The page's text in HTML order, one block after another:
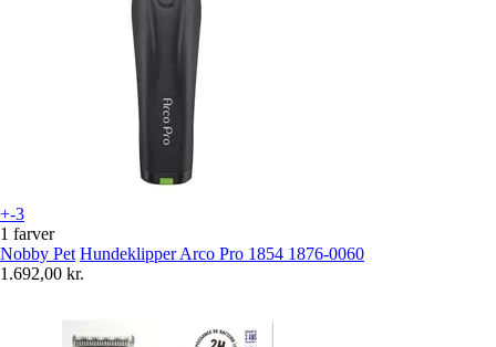
+-3
1 farver
Nobby Pet Hundeklipper Arco Pro 1854 1876-0060
1.692,00 kr.